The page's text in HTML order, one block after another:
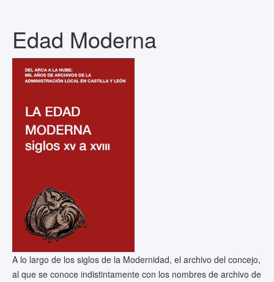
Edad Moderna
A lo largo de los siglos de la Modernidad, el archivo del concejo,
al que se conoce indistintamente con los nombres de archivo de